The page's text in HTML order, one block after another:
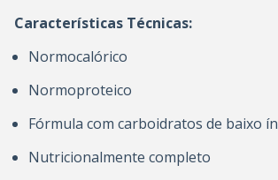
Características Técnicas:
Normocalórico
Normoproteico
Fórmula com carboidratos de baixo
Nutricionalmente completo